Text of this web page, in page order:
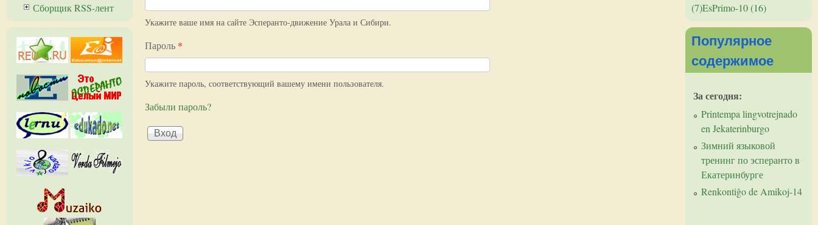
Укажите ваше имя на сайте Эсперанто-движение Урала и Сибири.
Пароль *
Укажите пароль, соответствующий вашему имени пользователя.
Забыли пароль?
Сборщик RSS-лент
(7)EsPrimo-10 (16)
Популярное
содержимое
За сегодня:
Printempa lingvotrejnado
en Jekaterinburgo
Зимний языковой
тренинг по эсперанто в
Екатеринбурге
Renkontiĝo de Amikoj-14